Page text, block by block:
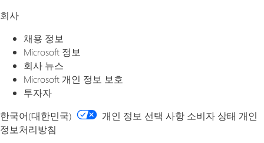
회사
채용 정보
Microsoft 정보
회사 뉴스
Microsoft 개인 정보 보호
투자자
한국어(대한민국)
개인 정보 선택 사항 소비자 상태 개인
정보처리방침